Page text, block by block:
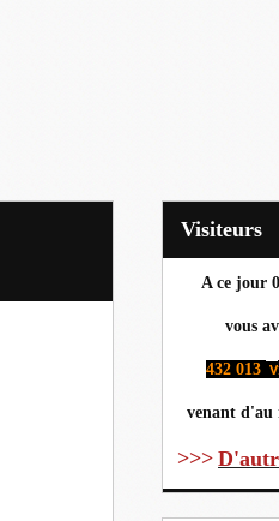
Visiteurs
A ce jour
vous
432 013 v
venant d'au
>>>